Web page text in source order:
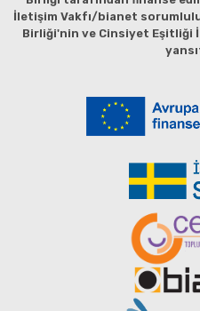
İletişim Vakfı/bianet
Birliği'nin ve Cinsiyet Eşitliği